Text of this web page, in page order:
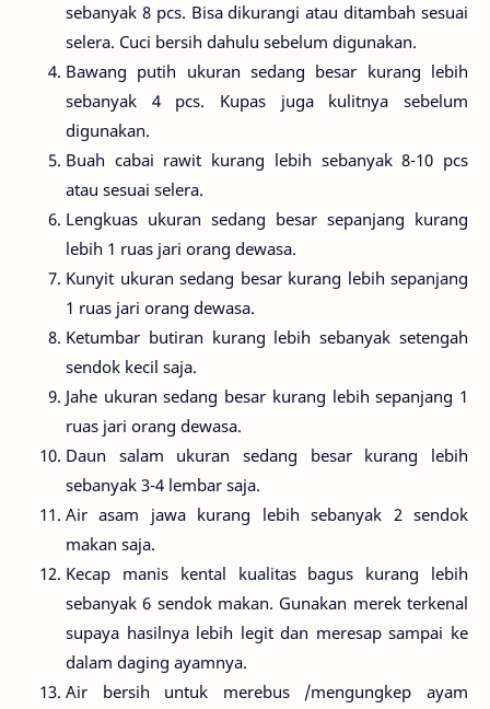
sebanyak 8 pcs. Bisa dikurangi atau ditambah sesuai
selera. Cuci bersih dahulu sebelum digunakan.
Bawang putih ukuran sedang besar kurang lebih
sebanyak 4 pcs. Kupas juga kulitnya sebelum
digunakan.
Buah cabai rawit kurang lebih sebanyak 8-10 pcs
atau sesuai selera.
Lengkuas ukuran sedang besar sepanjang kurang
lebih 1 ruas jari orang dewasa.
Kunyit ukuran sedang besar kurang lebih sepanjang
1 ruas jari orang dewasa.
Ketumbar butiran kurang lebih sebanyak setengah
sendok kecil saja.
Jahe ukuran sedang besar kurang lebih sepanjang 1
ruas jari orang dewasa.
Daun salam ukuran sedang besar kurang lebih
sebanyak 3-4 lembar saja.
Air asam jawa kurang lebih sebanyak 2 sendok
makan saja.
Kecap manis kental kualitas bagus kurang lebih
sebanyak 6 sendok makan. Gunakan merek terkenal
supaya hasilnya lebih legit dan meresap sampai ke
dalam daging ayamnya.
Air bersih untuk merebus /mengungkep ayam